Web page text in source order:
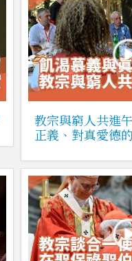
教宗與窮人共進
正義、對真愛德